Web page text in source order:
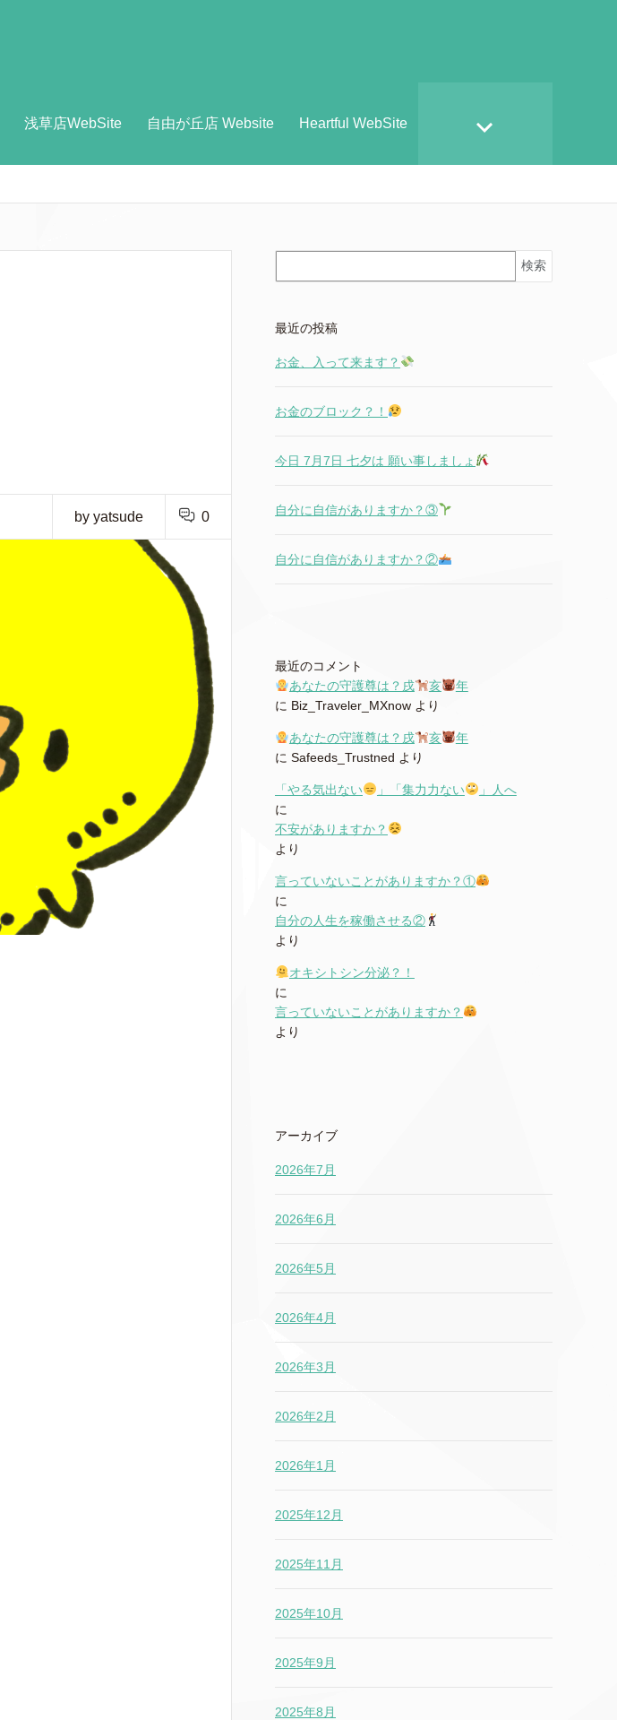
浅草店WebSite 自由が丘店 Website Heartful WebSite
by yatsude 0
検索
最近の投稿
お金、入って来ます？
お金のブロック？！
今日 7月7日 七夕は 願い事しましょ
自分に自信がありますか？③
自分に自信がありますか？②
最近のコメント
あなたの守護尊は？戌
亥
年
に Biz_Traveler_MXnow より
あなたの守護尊は？戌 亥
年
に Safeeds_Trustned より
「やる気出ない 」「集力力ない
」人へ
に
不安がありますか？
より
言っていないことがありますか？①
に
自分の人生を稼働させる②
より
オキシトシン分泌？！
に
言っていないことがありますか？
より
アーカイブ
2026年7月
2026年6月
2026年5月
2026年4月
2026年3月
2026年2月
2026年1月
2025年12月
2025年11月
2025年10月
2025年9月
2025年8月